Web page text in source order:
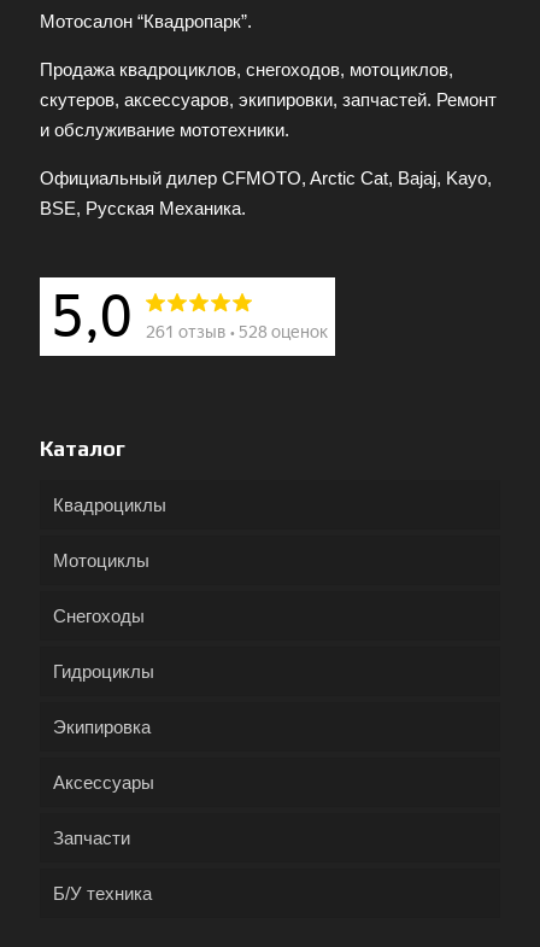
Мотосалон “Квадропарк”.
Продажа квадроциклов, снегоходов, мотоциклов,
скутеров, аксессуаров, экипировки, запчастей. Ремонт
и обслуживание мототехники.
Официальный дилер CFMOTO, Arctic Cat, Bajaj, Kayo,
BSE, Русская Механика.
Каталог
Квадроциклы
Мотоциклы
Снегоходы
Гидроциклы
Экипировка
Аксессуары
Запчасти
Б/У техника